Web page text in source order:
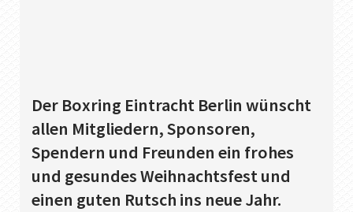
Der Boxring Eintracht Berlin wünscht
allen Mitgliedern, Sponsoren,
Spendern und Freunden ein frohes
und gesundes Weihnachtsfest und
einen guten Rutsch ins neue Jahr.